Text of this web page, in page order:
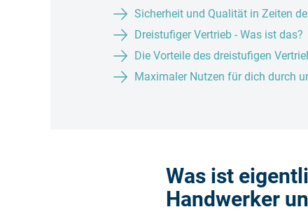
Sicherheit und Qualität in Zeiten
Dreistufiger Vertrieb - Was ist das?
Die Vorteile des dreistufigen
Maximaler Nutzen für dich durch
Was ist
Handwerker